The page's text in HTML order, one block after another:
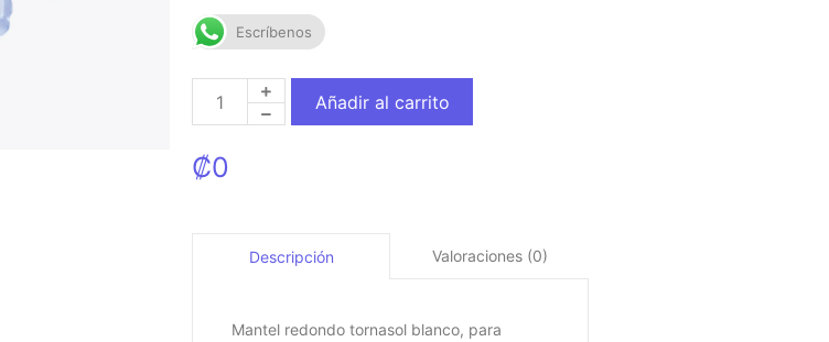
Escríbenos
Añadir al carrito
₡0
Descripción Valoraciones (0)
Mantel redondo tornasol blanco, para